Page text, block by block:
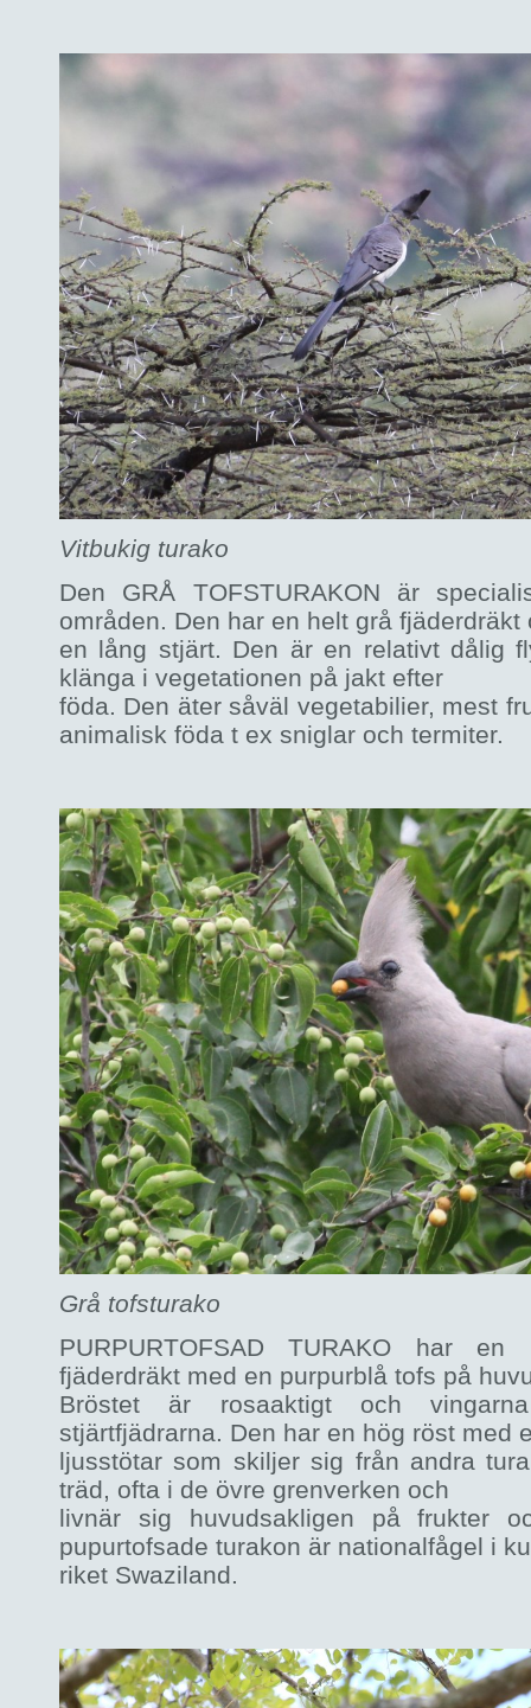
Vitbukig turako
Den GRÅ TOFSTURAKON är
områden. Den har en helt grå fjäderdräkt
en lång stjärt. Den är en relativt dålig
klänga i vegetationen på jakt efter
föda. Den äter såväl vegetabilier, mest
animalisk föda t ex sniglar och termiter.
Grå tofsturako
PURPURTOFSAD TURAKO har
fjäderdräkt med en purpurblå tofs på
Bröstet är rosaaktigt och
stjärtfjädrarna. Den har en hög röst med
ljusstötar som skiljer sig från andra
träd, ofta i de övre grenverken och
livnär sig huvudsakligen på frukter
pupurtofsade turakon är nationalfågel i
riket Swaziland.